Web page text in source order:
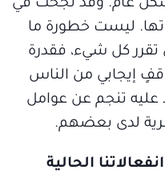
عام. وقد نجحت في
ليست خطورة ما
كل شيء، فقدرة
إيجابي من الناس
عليه تنجم عن عوامل
لدى بعضهم.
الحالية